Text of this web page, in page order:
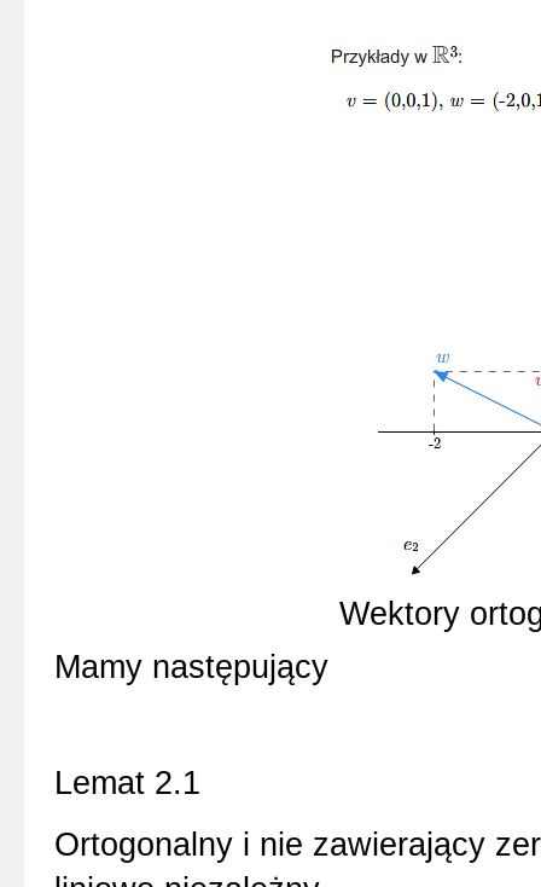
Wektory
Mamy następujący
Lemat 2.1
Ortogonalny i nie zawierający